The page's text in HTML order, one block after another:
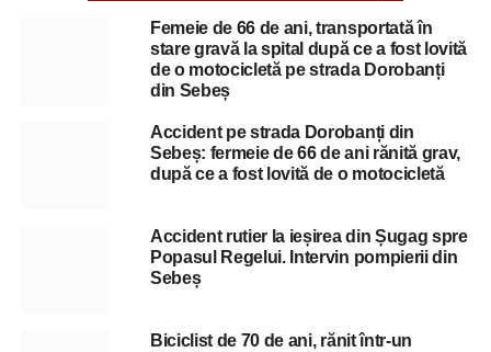
Femeie de 66 de ani, transportată în
stare gravă la spital după ce a fost lovită
de o motocicletă pe strada Dorobanți
din Sebeș
Accident pe strada Dorobanți din
Sebeș: fermeie de 66 de ani rănită grav,
după ce a fost lovită de o motocicletă
Accident rutier la ieșirea din Șugag spre
Popasul Regelui. Intervin pompierii din
Sebeș
Biciclist de 70 de ani, rănit într-un